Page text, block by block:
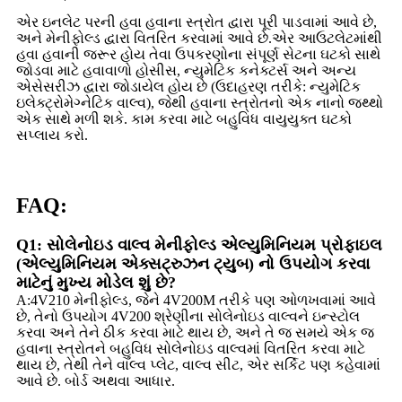
એર ઇનલેટ પરની હવા હવાના સ્ત્રોત દ્વારા પૂરી પાડવામાં આવે છે,
અને મેનીફોલ્ડ દ્વારા વિતરિત કરવામાં આવે છે.એર આઉટલેટમાંથી
હવા હવાની જરૂર હોય તેવા ઉપકરણોના સંપૂર્ણ સેટના ઘટકો સાથે
જોડવા માટે હવાવાળો હોસીસ, ન્યુમેટિક કનેક્ટર્સ અને અન્ય
એસેસરીઝ દ્વારા જોડાયેલ હોય છે (ઉદાહરણ તરીકે: ન્યુમેટિક
ઇલેક્ટ્રોમેગ્નેટિક વાલ્વ), જેથી હવાના સ્ત્રોતનો એક નાનો જથ્થો
એક સાથે મળી શકે. કામ કરવા માટે બહુવિધ વાયુયુક્ત ઘટકો
સપ્લાય કરો.
FAQ:
Q1: સોલેનોઇડ વાલ્વ મેનીફોલ્ડ એલ્યુમિનિયમ પ્રોફાઇલ
(એલ્યુમિનિયમ એક્સટ્રુઝન ટ્યુબ) નો ઉપયોગ કરવા
માટેનું મુખ્ય મોડેલ શું છે?
A:4V210 મેનીફોલ્ડ, જેને 4V200M તરીકે પણ ઓળખવામાં આવે
છે, તેનો ઉપયોગ 4V200 શ્રેણીના સોલેનોઇડ વાલ્વને ઇન્સ્ટોલ
કરવા અને તેને ઠીક કરવા માટે થાય છે, અને તે જ સમયે એક જ
હવાના સ્ત્રોતને બહુવિધ સોલેનોઇડ વાલ્વમાં વિતરિત કરવા માટે
થાય છે, તેથી તેને વાલ્વ પ્લેટ, વાલ્વ સીટ, એર સર્કિટ પણ કહેવામાં
આવે છે. બોર્ડ અથવા આધાર.